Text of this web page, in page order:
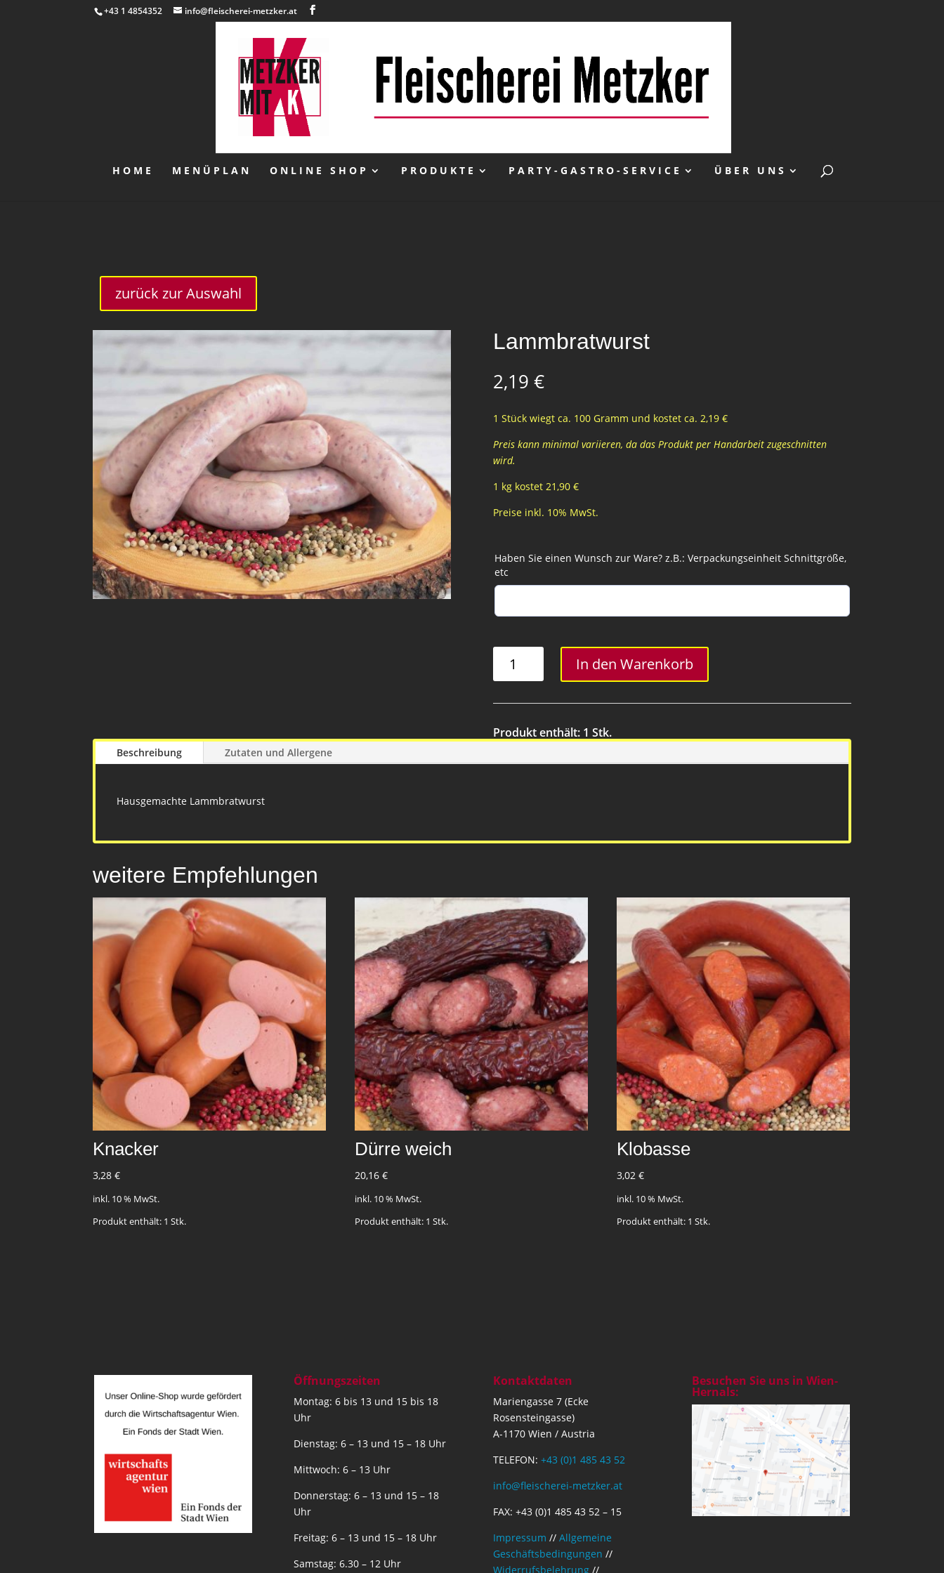
+43 1 4854352 info@fleischerei-metzker.at
HOME MENÜPLAN ONLINE SHOP PRODUKTE PARTY-GASTRO-SERVICE ÜBER UNS
zurück zur Auswahl
Lammbratwurst
2,19 €
1 Stück wiegt ca. 100 Gramm und kostet ca. 2,19 €
Preis kann minimal variieren, da das Produkt per Handarbeit zugeschnitten
wird.
1 kg kostet 21,90 €
Preise inkl. 10% MwSt.
Haben Sie einen Wunsch zur Ware? z.B.: Verpackungseinheit Schnittgröße,
etc
Menge
In den Warenkorb
Produkt enthält: 1 Stk.
Beschreibung Zutaten und Allergene
Hausgemachte Lammbratwurst
weitere Empfehlungen
Knacker
3,28 €
inkl. 10 % MwSt.
Produkt enthält: 1 Stk.
Dürre weich
20,16€
inkl. 10 % MwSt.
Produkt enthält: 1Stk.
Klobasse
3,02€
inkl. 10 % MwSt.
Produkt enthält: 1Stk.
Öffnungszeiten
Montag: 6 bis 13 und 15 bis 18
Uhr
Dienstag: 6 – 13 und 15 – 18 Uhr
Mittwoch: 6 – 13 Uhr
Donnerstag: 6 – 13 und 15 – 18
Uhr
Freitag: 6 – 13 und 15 – 18 Uhr
Samstag: 6.30 – 12 Uhr
Kontaktdaten
Mariengasse 7 (Ecke
Rosensteingasse)
A-1170 Wien / Austria
TELEFON: +43 (0)1 485 43 52
info@fleischerei-metzker.at
FAX: +43 (0)1 485 43 52 – 15
Impressum // Allgemeine
Geschäftsbedingungen //
Widerrufsbelehrung//
Besuchen Sie uns in Wien-
Hernals: